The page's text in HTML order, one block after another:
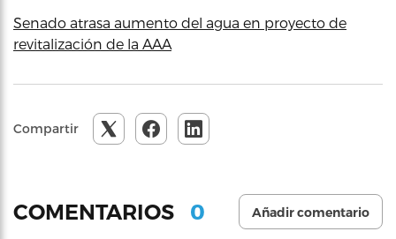
Senado atrasa aumento del agua en proyecto de
revitalización de la AAA
Compartir
COMENTARIOS 0 Añadir comentario